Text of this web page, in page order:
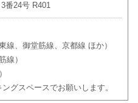
番24号 R401
線、御堂筋線、京都線 ほか）
線）
グスペースでお願いします。